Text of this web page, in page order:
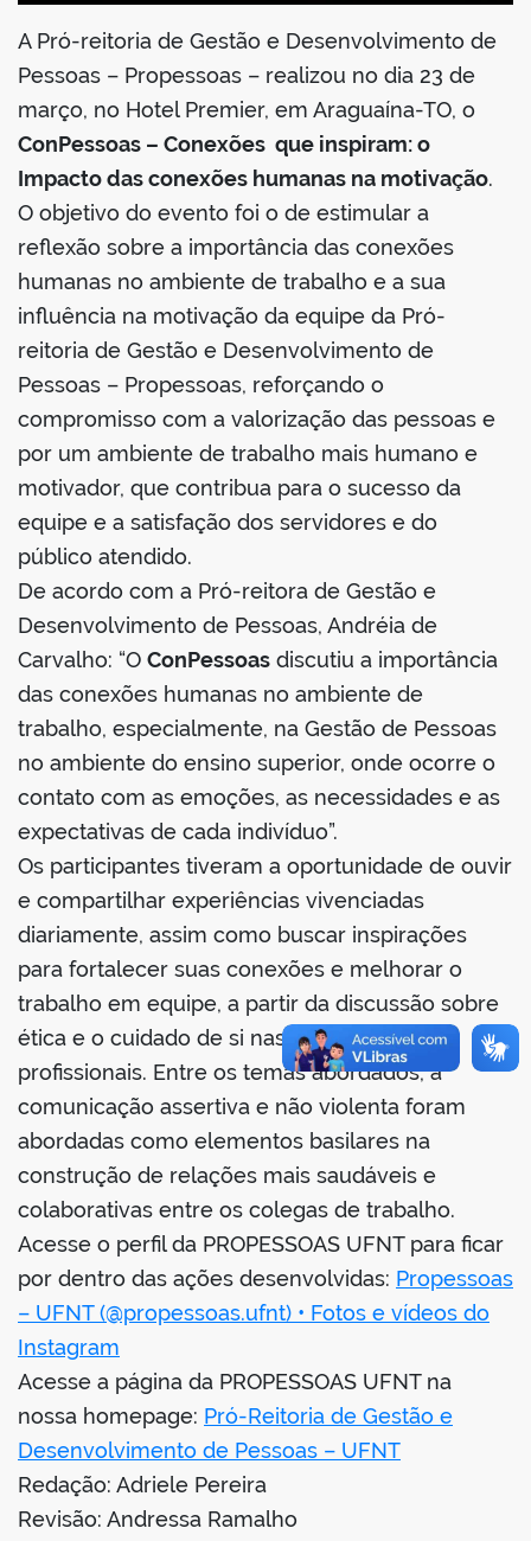
portal
A Pró-reitoria de Gestão e Desenvolvimento de
Pessoas – Propessoas – realizou no dia 23 de
março, no Hotel Premier, em Araguaína-TO, o
ConPessoas – Conexões que inspiram: o
Impacto das conexões humanas na motivação.
O objetivo do evento foi o de estimular a
reflexão sobre a importância das conexões
humanas no ambiente de trabalho e a sua
influência na motivação da equipe da Pró-
reitoria de Gestão e Desenvolvimento de
Pessoas – Propessoas, reforçando o
compromisso com a valorização das pessoas e
por um ambiente de trabalho mais humano e
motivador, que contribua para o sucesso da
equipe e a satisfação dos servidores e do
público atendido.
De acordo com a Pró-reitora de Gestão e
Desenvolvimento de Pessoas, Andréia de
Carvalho: “O ConPessoas discutiu a importância
das conexões humanas no ambiente de
trabalho, especialmente, na Gestão de Pessoas
no ambiente do ensino superior, onde ocorre o
contato com as emoções, as necessidades e as
expectativas de cada indivíduo”.
Os participantes tiveram a oportunidade de ouvir
e compartilhar experiências vivenciadas
diariamente, assim como buscar inspirações
para fortalecer suas conexões e melhorar o
trabalho em equipe, a partir da discussão sobre
ética e o cuidado de si nas relações
profissionais. Entre os temas abordados, a
comunicação assertiva e não violenta foram
abordadas como elementos basilares na
construção de relações mais saudáveis e
colaborativas entre os colegas de trabalho.
Acesse o perfil da PROPESSOAS UFNT para ficar
por dentro das ações desenvolvidas: Propessoas
– UFNT (@propessoas.ufnt) • Fotos e vídeos do
Instagram
Acesse a página da PROPESSOAS UFNT na
nossa homepage: Pró-Reitoria de Gestão e
Desenvolvimento de Pessoas – UFNT
Redação: Adriele Pereira
Revisão: Andressa Ramalho